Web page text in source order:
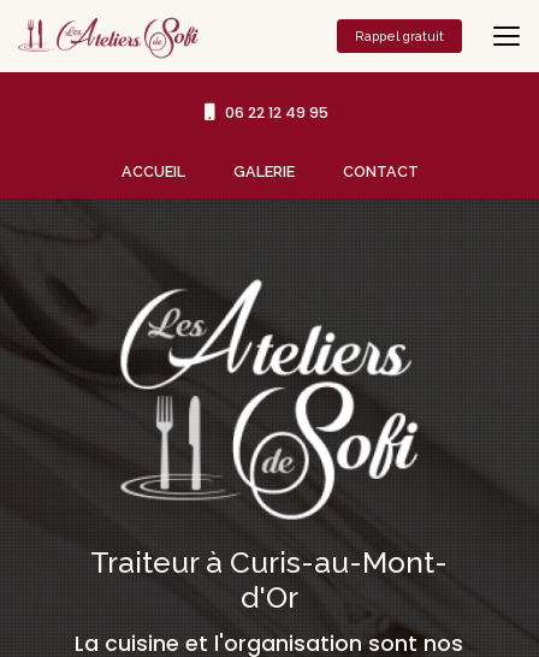
contenu
principal
06 22 12 49 95
ACCUEIL GALERIE CONTACT
Rappel gratuit
Traiteur à Curis-au-Mont-
d'Or
La cuisine et l'organisation sont nos